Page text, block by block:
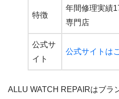
特徴
年間修理実績
専門店
公式サ
イト
公式サイトは
ALLU WATCH REPAIRはブラ